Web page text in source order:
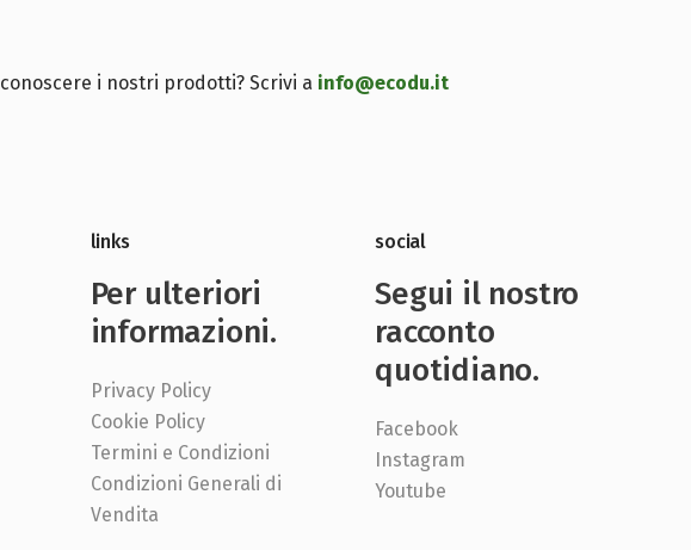
i nostri prodotti? Scrivi a info@ecodu.it
links
Per ulteriori
informazioni.
Privacy Policy
Cookie Policy
Termini e Condizioni
Condizioni Generali di
Vendita
social
Segui il nostro
racconto
quotidiano.
Facebook
Instagram
Youtube